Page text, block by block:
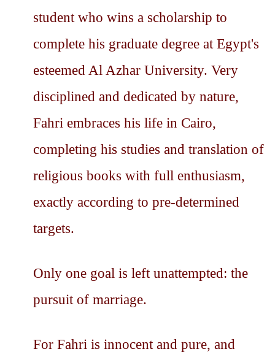
student who wins a scholarship to
complete his graduate degree at Egypt's
esteemed Al Azhar University. Very
disciplined and dedicated by nature,
Fahri embraces his life in Cairo,
completing his studies and translation of
religious books with full enthusiasm,
exactly according to pre-determined
targets.
Only one goal is left unattempted: the
pursuit of marriage.
For Fahri is innocent and pure, and